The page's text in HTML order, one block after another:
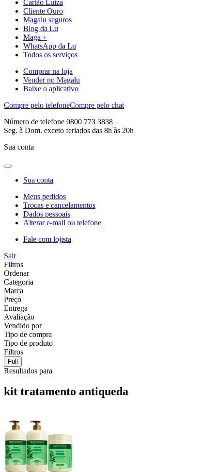
Cartão Luiza
Cliente Ouro
Magalu seguros
Blog da Lu
Maga +
WhatsApp da Lu
Todos os serviços
Comprar na loja
Vender no Magalu
Baixe o aplicativo
Compre pelo telefoneCompre pelo chat
Número de telefone 0800 773 3838
Seg. à Dom. exceto feriados das 8h às 20h
Sua conta
Sua conta
Meus pedidos
Trocas e cancelamentos
Dados pessoais
Alterar e-mail ou telefone
Fale com lojista
Sair
Filtros
Ordenar
Categoria
Marca
Preço
Entrega
Avaliação
Vendido por
Tipo de compra
Tipo de produto
Filtros
Full
Resultados para
kit tratamento antiqueda